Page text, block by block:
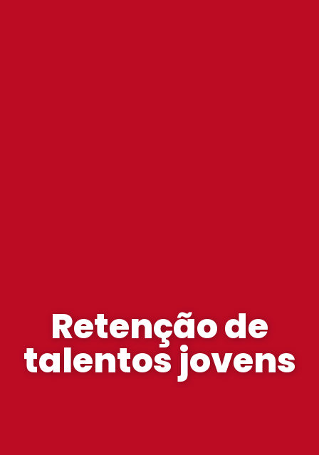
Retenção de
talentos jovens